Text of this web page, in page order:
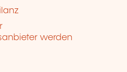
werden